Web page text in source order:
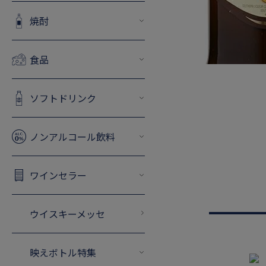
焼酎
食品
ソフトドリンク
ノンアルコール飲料
ワインセラー
ウイスキーメッセ
映えボトル特集